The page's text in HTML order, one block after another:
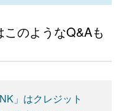
のようなQ&Aも
」はクレジット